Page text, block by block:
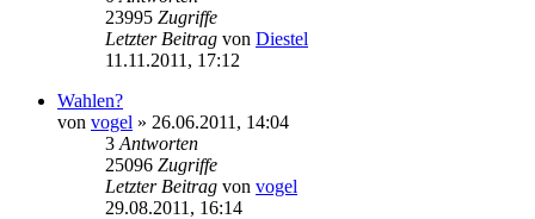
23995 Zugriffe
Letzter Beitrag von Diestel
11.11.2011, 17:12
Wahlen?
von vogel » 26.06.2011, 14:04
3 Antworten
25096 Zugriffe
Letzter Beitrag von vogel
29.08.2011, 16:14